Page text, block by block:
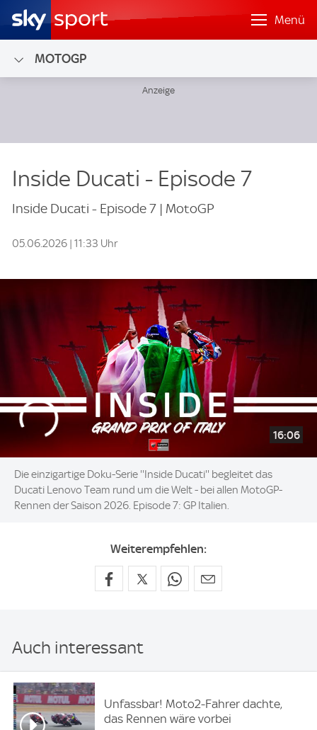
Menü
MOTOGP
Inside Ducati - Episode 7
Inside Ducati - Episode 7 | MotoGP
05.06.2026 | 11:33 Uhr
16:06
Die einzigartige Doku-Serie ''Inside Ducati'' begleitet das
Ducati Lenovo Team rund um die Welt - bei allen MotoGP-
Rennen der Saison 2026. Episode 7: GP Italien.
Weiterempfehlen:
Auch interessant
Unfassbar! Moto2-Fahrer dachte,
das Rennen wäre vorbei